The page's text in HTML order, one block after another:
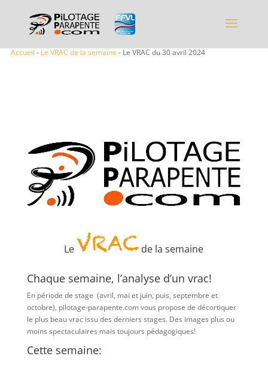
Accueil - Le VRAC de la semaine - Le VRAC du 30 avril 2024
Le de la semaine
Chaque semaine, l’analyse d’un vrac!
En période de stage (avril, mai et juin, puis, septembre et
octobre), pilotage-parapente.com vous propose de décortiquer
le plus beau vrac issu des derniers stages. Des images plus ou
moins spectaculaires mais toujours pédagogiques!
Cette semaine: